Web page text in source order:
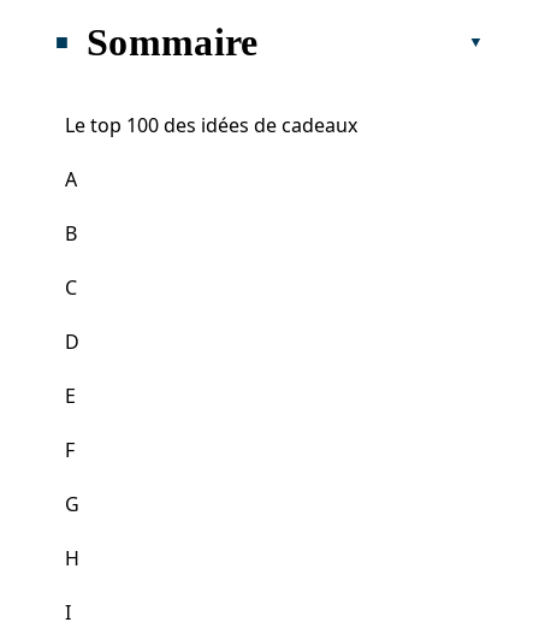
Sommaire
Le top 100 des idées de cadeaux
A
B
C
D
E
F
G
H
I